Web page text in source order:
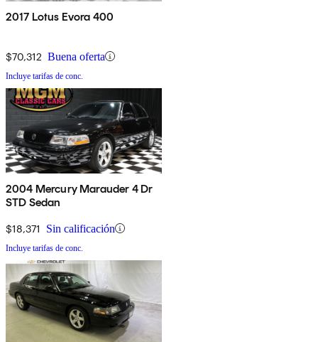
2017 Lotus Evora 400
$70,312 Buena oferta
Incluye tarifas de conc.
2004 Mercury Marauder 4 Dr
STD Sedan
$18,371 Sin calificación
Incluye tarifas de conc.